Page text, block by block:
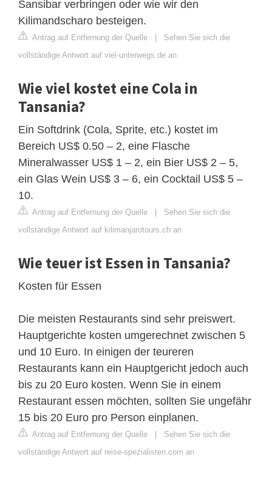
Sansibar verbringen oder wie wir den
Kilimandscharo besteigen.
Antrag auf Entfernung der Quelle | Sehen Sie sich die
vollständige Antwort auf viel-unterwegs.de an
Wie viel kostet eine Cola in
Tansania?
Ein Softdrink (Cola, Sprite, etc.) kostet im
Bereich US$ 0.50 – 2, eine Flasche
Mineralwasser US$ 1 – 2, ein Bier US$ 2 – 5,
ein Glas Wein US$ 3 – 6, ein Cocktail US$ 5 –
10.
Antrag auf Entfernung der Quelle | Sehen Sie sich die
vollständige Antwort auf kilimanjarotours.ch an
Wie teuer ist Essen in Tansania?
Kosten für Essen
Die meisten Restaurants sind sehr preiswert.
Hauptgerichte kosten umgerechnet zwischen 5
und 10 Euro. In einigen der teureren
Restaurants kann ein Hauptgericht jedoch auch
bis zu 20 Euro kosten. Wenn Sie in einem
Restaurant essen möchten, sollten Sie ungefähr
15 bis 20 Euro pro Person einplanen.
Antrag auf Entfernung der Quelle | Sehen Sie sich die
vollständige Antwort auf reise-spezialisten.com an